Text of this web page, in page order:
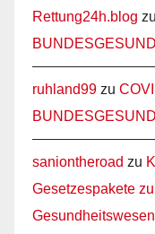
Rettung24h.blog zu
ruhland99 zu
saniontheroad zu
Gesetzespakete